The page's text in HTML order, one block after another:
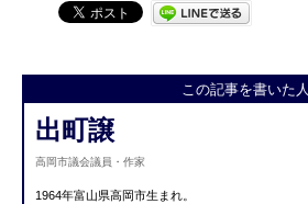
この記事を書いた人
出町譲
高岡市議会議員・作家
1964年富山県高岡市生まれ。